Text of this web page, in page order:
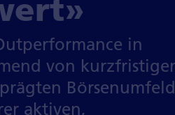
in
von
aktiven,